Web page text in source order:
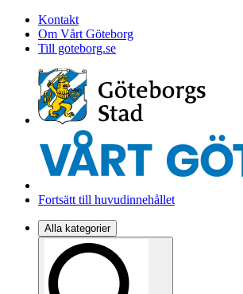
Kontakt
Om Vårt Göteborg
Till goteborg.se
Fortsätt till huvudinnehållet
Alla kategorier